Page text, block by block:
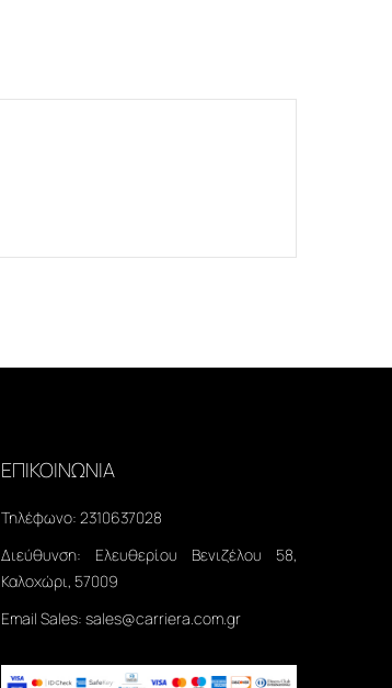
ΕΠΙΚΟΙΝΩΝΙΑ
Τηλέφωνο: 2310637028
Διεύθυνση: Ελευθερίου Βενιζέλου 58,
Καλοχώρι, 57009
Email Sales: sales@carriera.com.gr